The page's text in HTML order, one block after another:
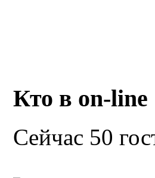
Кто в on-line
Сейчас 50